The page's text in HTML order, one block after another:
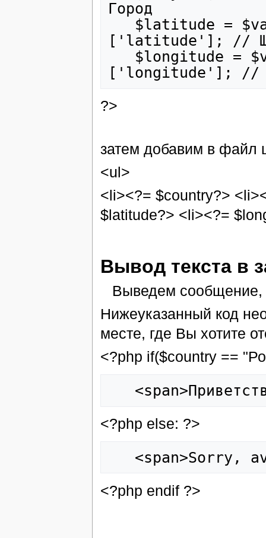
Город
['latitude']; //
?>
затем добавим в файл
<ul>
<li><?= $country?>
$latitude?> <li><?=
Вывод текста в
Выведем сообщение,
Нижеуказанный код
месте, где Вы хотите
<?php if($country ==
<?php else: ?>
<?php endif ?>